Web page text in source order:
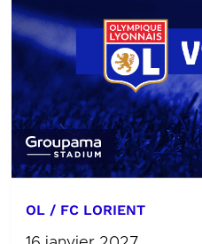
OL / FC LORIENT